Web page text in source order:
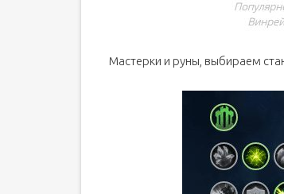
Мастерки и руны, выбираем